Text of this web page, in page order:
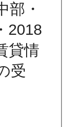
部・
2018
貸情
受